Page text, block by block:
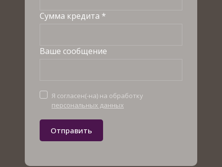
Сумма кредита *
Ваше сообщение
Отправить
Я согласен(-на) на обработку
персональных данных